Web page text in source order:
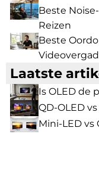
Beste
Reizen
Beste
Laatste
Is OLED de
QD-OLED
Mini-LED vs